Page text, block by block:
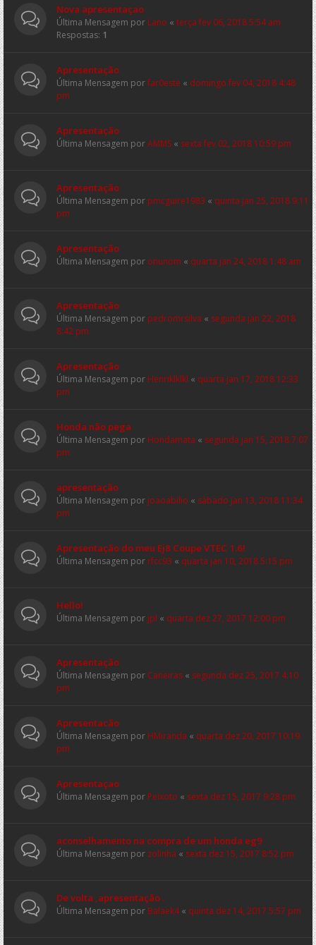
Nova apresentaçao
Última Mensagem por Lano « terça fev 06, 2018 5:54 am
Respostas: 1
Apresentação
Última Mensagem porfar0este « domingo fev 04, 2018 4:48
pm
Apresentação
Última Mensagem porAMMS « sexta fev 02, 2018 10:59 pm
Apresentação
Última Mensagem por pmcguire1983 « quinta jan 25, 2018 9:11
pm
Apresentação
Última Mensagem por onunom « quarta jan 24, 2018 1:48 am
Apresentação
Última Mensagem por pedromrsilva « segunda jan 22, 2018
8:42 pm
Apresentação
Última Mensagem por Henriklklkl « quarta jan 17, 2018 12:33
pm
Honda não pega
Última Mensagem por Hondamata « segunda jan 15, 2018 7:07
pm
apresentação
Última Mensagem por joaoabilio « sábado jan 13, 2018 11:34
pm
Apresentação do meu Ej8 Coupe VTEC 1.6!
Última Mensagem por rfcc93 « quarta jan 10, 2018 5:15 pm
Hello!
Última Mensagem por jpl « quarta dez 27, 2017 12:00 pm
Apresentação
Última Mensagem por Caneiras « segunda dez 25, 2017 4:10
pm
Apresentacão
Última Mensagem por HMiranda « quarta dez 20, 2017 10:19
pm
Apresentaçao
Última Mensagem por Peixoto « sexta dez 15, 2017 9:28 pm
aconselhamento na compra de um honda eg9
Última Mensagem por zolinha « sexta dez 15, 2017 8:52 pm
De volta ,apresentação .
Última Mensagem por Balaek4« quinta dez 14, 2017 5:57 pm